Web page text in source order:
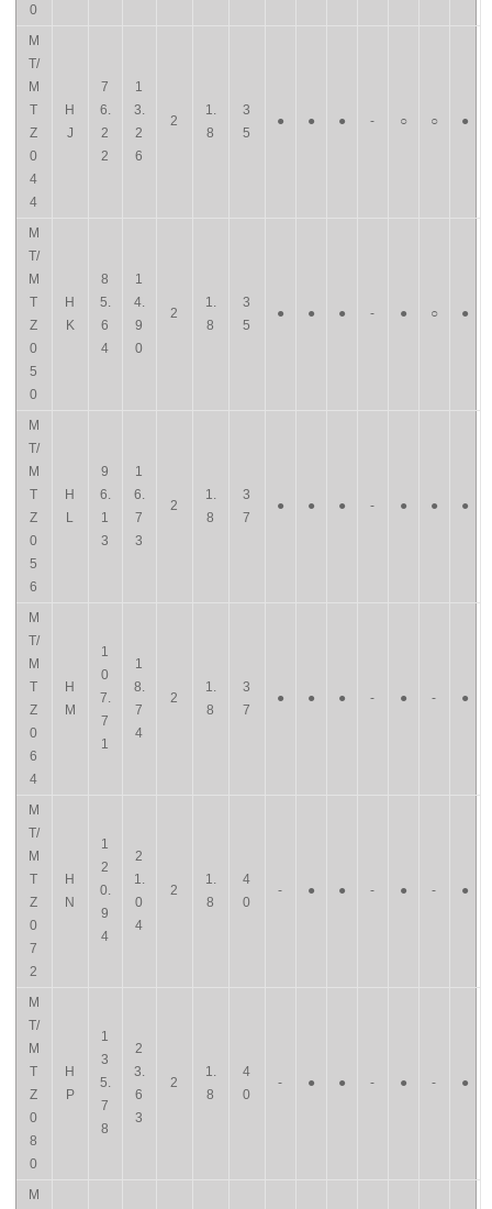
0
M
T/
M
T
Z
0
4
4
H
J
7
6.
2
2
1
3.
2
6
2
1.
8
3
5
● ● ● - ○ ○ ●
M
T/
M
T
Z
0
5
0
H
K
8
5.
6
4
1
4.
9
0
2
1.
8
3
5
● ● ● - ● ○ ●
M
T/
M
T
Z
0
5
6
H
L
9
6.
1
3
1
6.
7
3
2
1.
8
3
7
● ● ● - ● ● ●
M
T/
M
T
Z
0
6
4
H
M
1
0
7.
7
1
1
8.
7
4
2
1.
8
3
7
● ● ● - ● - ●
M
T/
M
T
Z
0
7
2
H
N
1
2
0.
9
4
2
1.
0
4
2
1.
8
4
0
- ● ● - ● - ●
M
T/
M
T
Z
0
8
0
H
P
1
3
5.
7
8
2
3.
6
3
2
1.
8
4
0
- ● ● - ● - ●
M